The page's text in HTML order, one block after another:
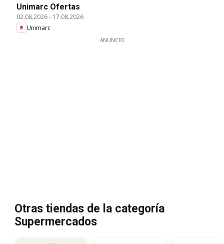
Unimarc Ofertas
02.08.2026- 17.08.2026
Unimarc
ANUNCIO
Otras tiendas de la categoría
Supermercados